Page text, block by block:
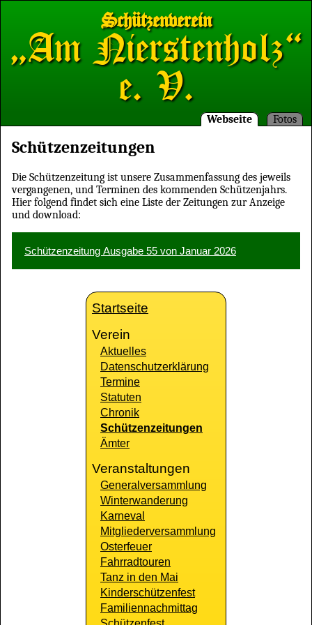
Schützenverein
„Am Nierstenholz“
e. V.
Webseite Fotos
Schützenzeitungen
Die Schützenzeitung ist unsere Zusammenfassung des jeweils
vergangenen, und Terminen des kommenden Schützenjahrs.
Hier folgend findet sich eine Liste der Zeitungen zur Anzeige
und download:
Schützenzeitung Ausgabe 55 von Januar 2026
Startseite
Verein
Aktuelles
Datenschutzerklärung
Termine
Statuten
Chronik
Schützenzeitungen
Ämter
Veranstaltungen
Generalversammlung
Winterwanderung
Karneval
Mitgliederversammlung
Osterfeuer
Fahrradtouren
Tanz in den Mai
Kinderschützenfest
Familiennachmittag